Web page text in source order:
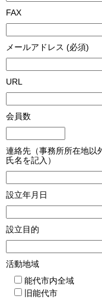
FAX
メールアドレス (必須)
URL
会員数
連絡先（事務所所在地以
氏名を記入）
設立年月日
設立目的
活動地域
能代市内全域
旧能代市